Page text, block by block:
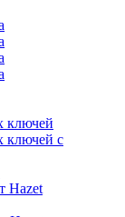
ключей
ключей с
Hazet